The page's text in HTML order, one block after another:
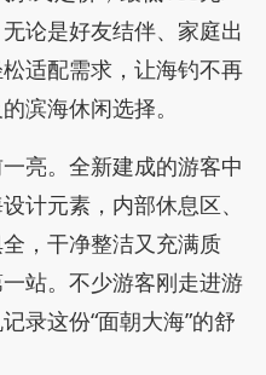
论是好友结伴、家庭出
适配需求，让海钓不再
滨海休闲选择。
亮。全新建成的游客中
计元素，内部休息区、
，干净整洁又充满质
站。不少游客刚走进游
录这份“面朝大海”的舒